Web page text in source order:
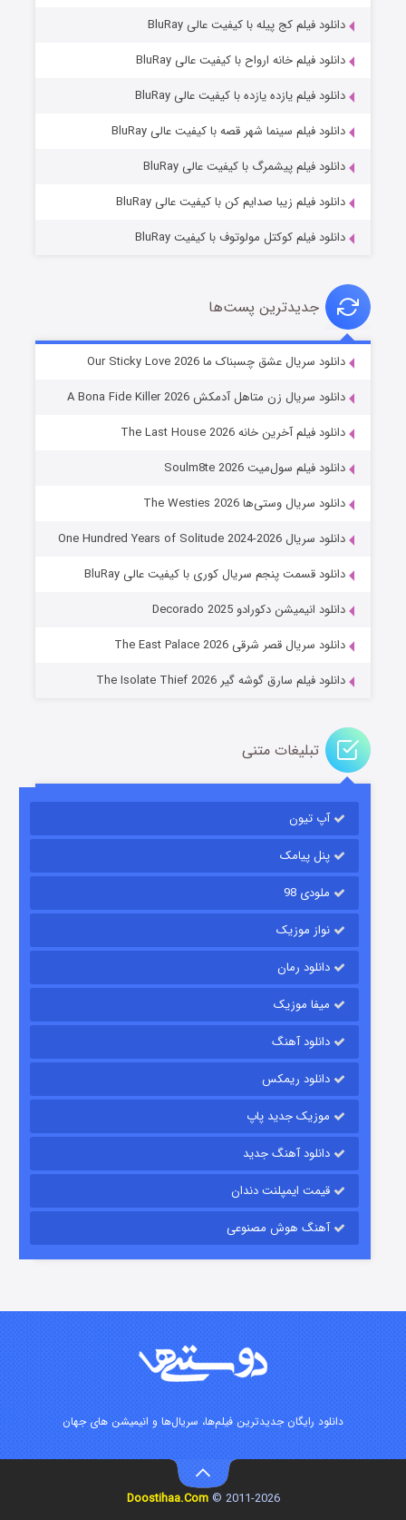
شوهر
عملیات آپارتمان
قسمت۲ (زیرنویس) منتشر شد
قسمت
قسمت۷ (زیرنویس) منتشر شد
دانلود فیلم کج‌ پیله با کیفیت عالی BluRay
دانلود فیلم خانه ارواح با کیفیت عالی BluRay
دانلود فیلم یازده یازده با کیفیت عالی BluRay
دانلود فیلم سینما شهر قصه با کیفیت عالی BluRay
دانلود فیلم پیشمرگ با کیفیت عالی BluRay
دانلود فیلم زیبا صدایم کن با کیفیت عالی BluRay
دانلود فیلم کوکتل مولوتوف با کیفیت BluRay
جدیدترین پست‌ها
دانلود سریال عشق چسبناک ما Our Sticky Love 2026
دانلود سریال زن متاهل آدمکش A Bona Fide Killer 2026
دانلود فیلم آخرین خانه The Last House 2026
دانلود فیلم سول‌میت Soulm8te 2026
دانلود سریال وستی‌ها The Westies 2026
دانلود سریال One Hundred Years of Solitude 2024-2026
دانلود قسمت پنجم سریال کوری با کیفیت عالی BluRay
دانلود انیمیشن دکورادو Decorado 2025
دانلود سریال قصر شرقی The East Palace 2026
دانلود فیلم سارق گوشه گیر The Isolate Thief 2026
تبلیغات متنی
آپ تیون
پنل پیامک
ملودی 98
نواز موزیک
دانلود رمان
میفا موزیک
دانلود آهنگ
دانلود ریمکس
موزیک جدید پاپ
دانلود آهنگ جدید
قیمت ایمپلنت دندان
آهنگ هوش مصنوعی
دانلود رایگان جدیدترین فیلم‌ها، سریال‌ها و انیمیشن های جهان
2011-2026 ©
Doostihaa.Com